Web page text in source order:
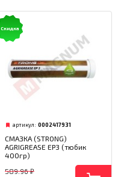
Скидка
артикул: 0002417931
СМАЗКА (STRONG)
AGRIGREASE EP3 (тюбик
400гр)
589.96 ₽